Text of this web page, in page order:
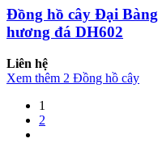
Đồng hồ cây Đại
hương đá DH602
Liên hệ
Xem thêm 2 Đồng hồ cây
1
2